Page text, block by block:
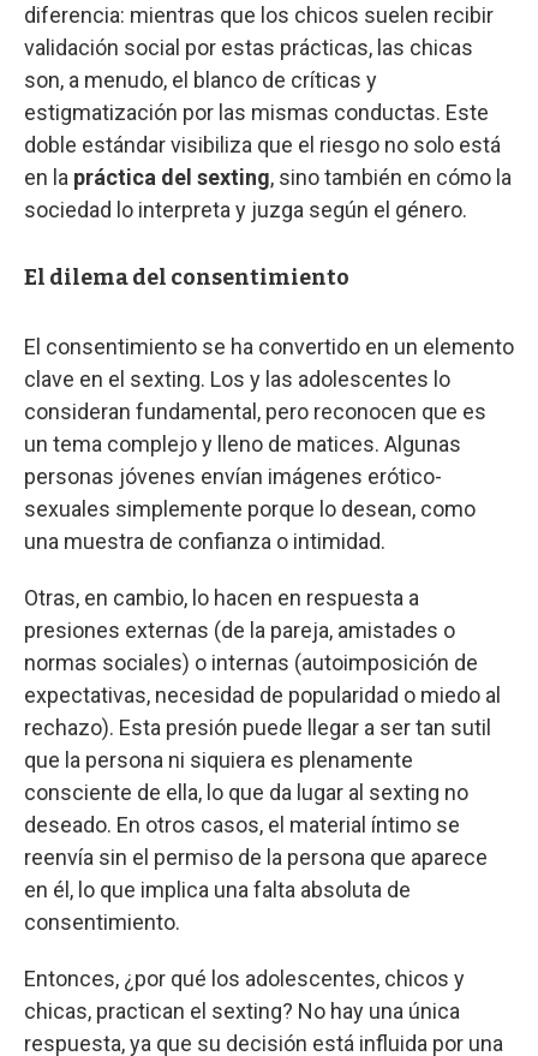
diferencia: mientras que los chicos suelen recibir
validación social por estas prácticas, las chicas
son, a menudo, el blanco de críticas y
estigmatización por las mismas conductas. Este
doble estándar visibiliza que el riesgo no solo está
en la práctica del sexting, sino también en cómo la
sociedad lo interpreta y juzga según el género.
El dilema del consentimiento
El consentimiento se ha convertido en un elemento
clave en el sexting. Los y las adolescentes lo
consideran fundamental, pero reconocen que es
un tema complejo y lleno de matices. Algunas
personas jóvenes envían imágenes erótico-
sexuales simplemente porque lo desean, como
una muestra de confianza o intimidad.
Otras, en cambio, lo hacen en respuesta a
presiones externas (de la pareja, amistades o
normas sociales) o internas (autoimposición de
expectativas, necesidad de popularidad o miedo al
rechazo). Esta presión puede llegar a ser tan sutil
que la persona ni siquiera es plenamente
consciente de ella, lo que da lugar al sexting no
deseado. En otros casos, el material íntimo se
reenvía sin el permiso de la persona que aparece
en él, lo que implica una falta absoluta de
consentimiento.
Entonces, ¿por qué los adolescentes, chicos y
chicas, practican el sexting? No hay una única
respuesta, ya que su decisión está influida por una